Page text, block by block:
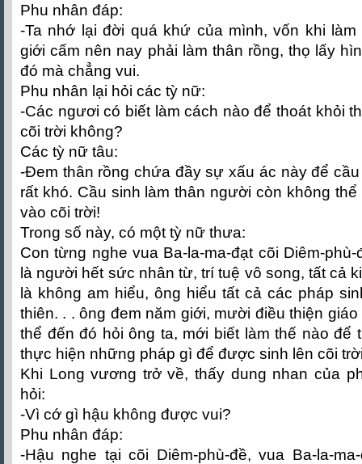
Phu nhân đáp:
-Ta nhớ lại đời quá khứ của mình, vốn khi
giới cấm nên nay phải làm thân rồng, thọ lấy
đó mà chẳng vui.
Phu nhân lại hỏi các tỳ nữ:
-Các ngươi có biết làm cách nào để thoát khỏi
cõi trời không?
Các tỳ nữ tâu:
-Đem thân rồng chứa đầy sự xấu ác này để
rất khó. Cầu sinh làm thân người còn không
vào cõi trời!
Trong số này, có một tỳ nữ thưa:
Con từng nghe vua Ba-la-ma-đạt cõi Diêm-
là người hết sức nhân từ, trí tuệ vô song, tất cả
là không am hiểu, ông hiểu tất cả các pháp
thiên. . . ông đem năm giới, mười điều thiện
thể đến đó hỏi ông ta, mới biết làm thế nào để
thực hiện những pháp gì để được sinh lên cõi
Khi Long vương trở về, thấy dung nhan của
hỏi:
-Vì cớ gì hậu không được vui?
Phu nhân đáp:
-Hậu nghe tại cõi Diêm-phù-đề, vua Ba-la-